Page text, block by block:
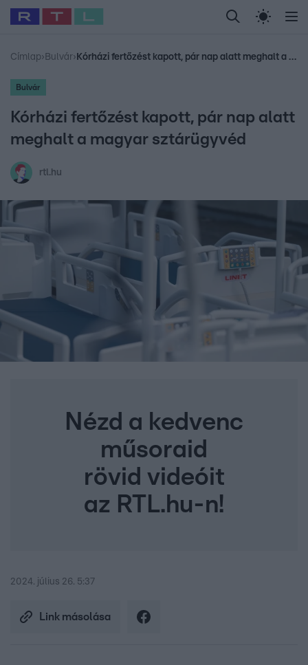
Legfrissebb RTL Híradó Randi Celeb vagyok,
Babits Marcella Most Wanted Gallusz
Címlap› Bulvár› Kórházi fertőzést kapott, pár nap alatt meghalt a magyar sztárügyvéd
Bulvár
Kórházi fertőzést kapott, pár nap alatt
meghalt a magyar sztárügyvéd
rtl.hu
Nézd a kedvenc
műsoraid
rövid videóit
az RTL.hu-n!
2024. július 26. 5:37
Link másolása